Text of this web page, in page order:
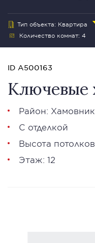
Тип объекта: Квартира
Количество комнат: 4
ID A500163
Ключевые
Район:
С отделкой
Высота
Этаж: 12